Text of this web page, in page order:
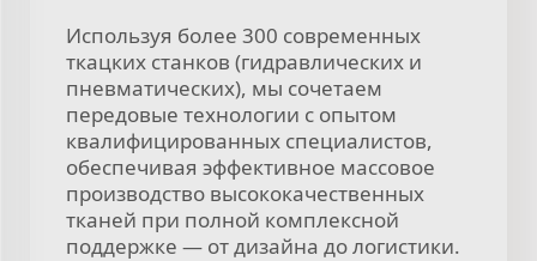
Используя более 300 современных
ткацких станков (гидравлических и
пневматических), мы сочетаем
передовые технологии с опытом
квалифицированных специалистов,
обеспечивая эффективное массовое
производство высококачественных
тканей при полной комплексной
поддержке — от дизайна до логистики.